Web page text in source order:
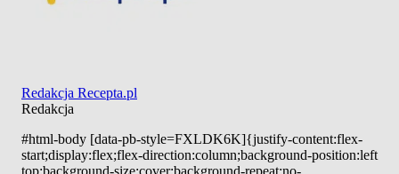
Redakcja Recepta.pl
Redakcja
#html-body [data-pb-style=FXLDK6K]{justify-content:flex-
start;display:flex;flex-direction:column;background-position:left
top;background-size:cover;background-repeat:no-